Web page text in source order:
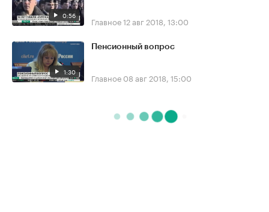
0:56 Главное12 авг 2018, 13:00
1:30
Пенсионный вопрос
Главное 08 авг 2018, 15:00